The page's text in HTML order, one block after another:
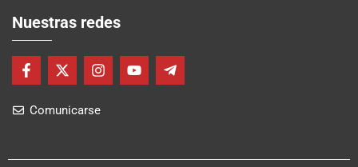
Nuestras redes
F
a
e
o
X
-
w
t
I
n
t
r
Y
o
e
T
e
a
Comunicarse